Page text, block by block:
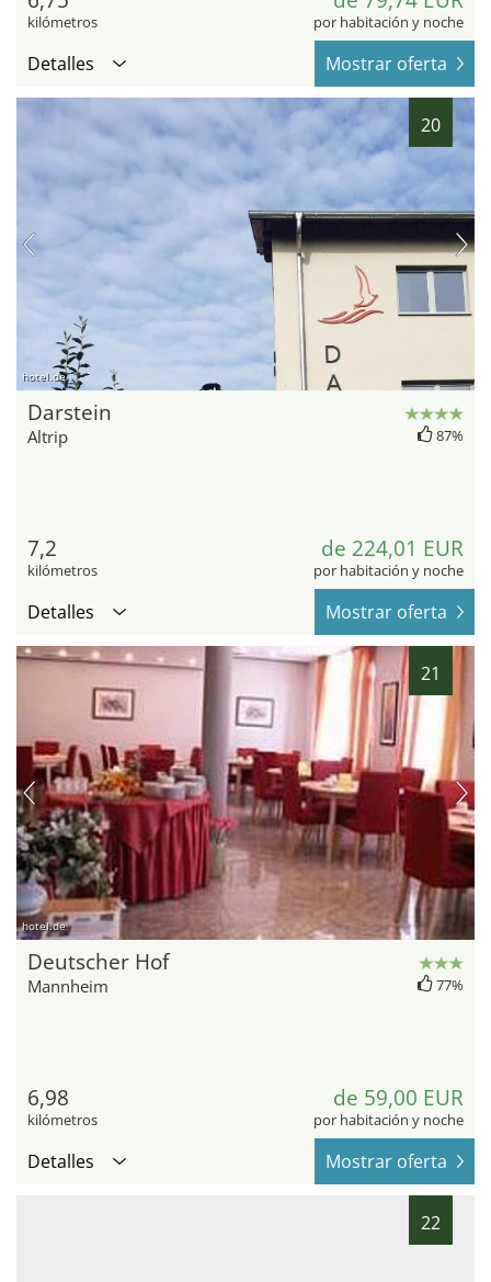
kilómetros por habitación y noche
Detalles Mostrar oferta
20
hotel.de
Darstein
Altrip 87%
7,2
kilómetros
de 224,01 EUR
por habitación y noche
Detalles Mostrar oferta
21
hotel.de
Deutscher Hof
Mannheim 77%
6,98
kilómetros
de 59,00 EUR
por habitación y noche
Detalles Mostrar oferta
22